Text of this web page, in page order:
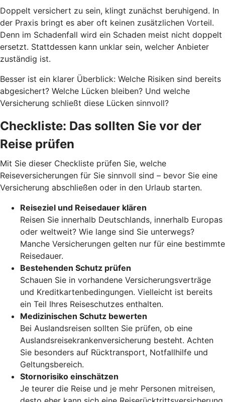
Doppelt versichert zu sein, klingt zunächst beruhigend. In
der Praxis bringt es aber oft keinen zusätzlichen Vorteil.
Denn im Schadenfall wird ein Schaden meist nicht doppelt
ersetzt. Stattdessen kann unklar sein, welcher Anbieter
zuständig ist.
Besser ist ein klarer Überblick: Welche Risiken sind bereits
abgesichert? Welche Lücken bleiben? Und welche
Versicherung schließt diese Lücken sinnvoll?
Checkliste: Das sollten Sie vor der
Reise prüfen
Mit Sie dieser Checkliste prüfen Sie, welche
Reiseversicherungen für Sie sinnvoll sind – bevor Sie eine
Versicherung abschließen oder in den Urlaub starten.
Reiseziel und Reisedauer klären
Reisen Sie innerhalb Deutschlands, innerhalb Europas
oder weltweit? Wie lange sind Sie unterwegs?
Manche Versicherungen gelten nur für eine bestimmte
Reisedauer.
Bestehenden Schutz prüfen
Schauen Sie in vorhandene Versicherungsverträge
und Kreditkartenbedingungen. Vielleicht ist bereits
ein Teil Ihres Reiseschutzes enthalten.
Medizinischen Schutz bewerten
Bei Auslandsreisen sollten Sie prüfen, ob eine
Auslandsreisekrankenversicherung besteht. Achten
Sie besonders auf Rücktransport, Notfallhilfe und
Geltungsbereich.
Stornorisiko einschätzen
Je teurer die Reise und je mehr Personen mitreisen,